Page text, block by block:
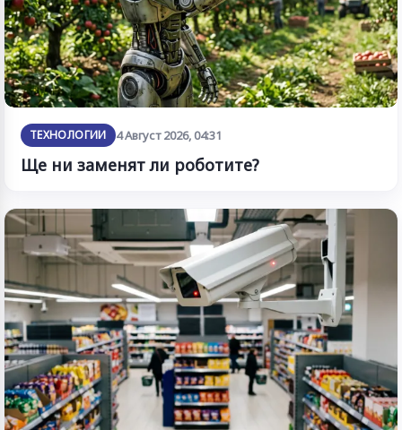
ТЕХНОЛОГИИ 4 Август 2026, 04:31
Ще ни заменят ли роботите?